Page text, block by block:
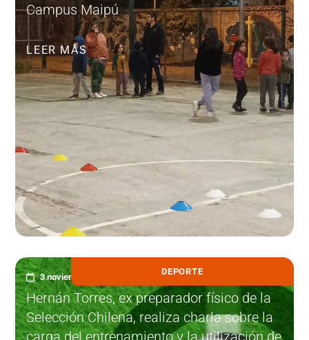
Campus Maipú
LEER MÁS
DEPORTE
3 noviembre, 2020
Hernán Torres, ex preparador físico de la
Selección Chilena, realiza charla sobre la
carga del entrenamiento y la utilización de